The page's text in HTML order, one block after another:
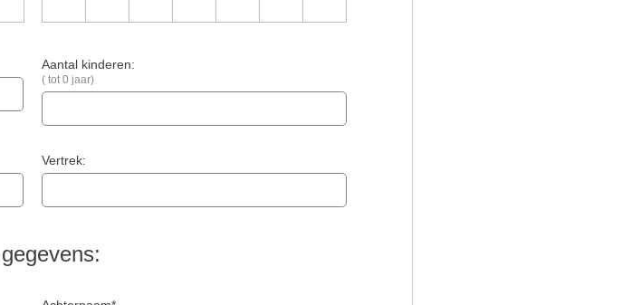
Aantal kinderen:
( tot 0 jaar)
Vertrek: